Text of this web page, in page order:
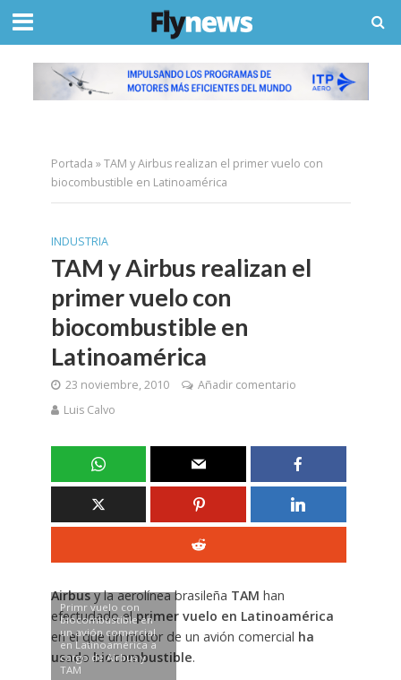
Portada »TAM y Airbus realizan el primer vuelo con
biocombustible en Latinoamérica
INDUSTRIA
TAM y Airbus realizan el
primer vuelo con
biocombustible en
Latinoamérica
23 noviembre, 2010
Añadir comentario
Luis Calvo
Airbusy la aerolínea brasileña TAM han
efectudado elprimer vuelo en Latinoamérica
en el que un motor de un avión comercial ha
usado biocombustible.
Primr vuelo con
biocombustible en
un avión comercial
en Latinoamérica a
cargo de Airbus y
TAM